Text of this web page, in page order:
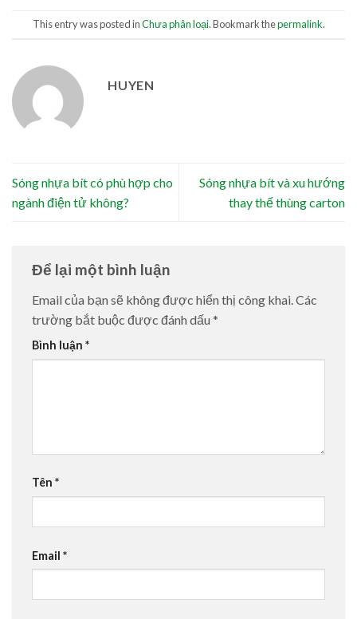
This entry was posted inChưa phân loại. Bookmark thepermalink.
HUYEN
Sóng nhựa bít có phù hợp cho
ngành điện tử không?
Sóng nhựa bít và xu hướng
thay thế thùng carton
Để lại một bình luận
Email của bạn sẽ không được hiển thị công khai.Các
trường bắt buộc được đánh dấu *
Bình luận *
Tên *
Email *